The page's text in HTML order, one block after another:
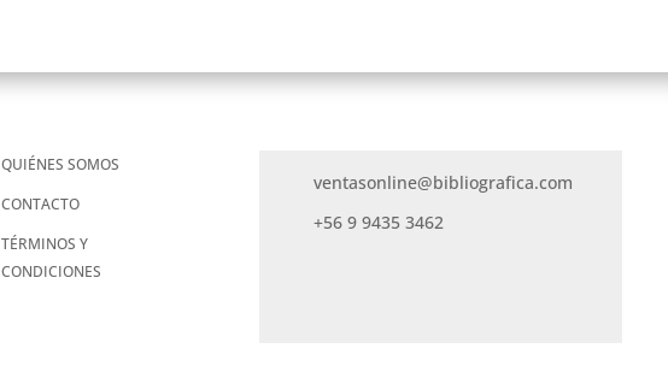
QUIÉNES SOMOS
CONTACTO
TÉRMINOS Y
CONDICIONES
ventasonline@bibliografica.com
+56 9 9435 3462